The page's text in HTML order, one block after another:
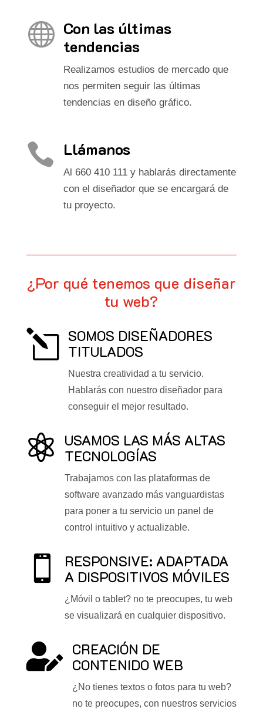
 Con las últimas
tendencias
Realizamos estudios de mercado que
nos permiten seguir las últimas
tendencias en diseño gráfico.
 Llámanos
Al 660 410 111 y hablarás directamente
con el diseñador que se encargará de
tu proyecto.
¿Por qué tenemos que diseñar
tu web?
l SOMOS DISEÑADORES
TITULADOS
Nuestra creatividad a tu servicio.
Hablarás con nuestro diseñador para
conseguir el mejor resultado.

USAMOS LAS MÁS ALTAS
TECNOLOGÍAS
Trabajamos con las plataformas de
software avanzado más vanguardistas
para poner a tu servicio un panel de
control intuitivo y actualizable.

RESPONSIVE: ADAPTADA
A DISPOSITIVOS MÓVILES
¿Móvil o tablet? no te preocupes, tu web
se visualizará en cualquier dispositivo.
 CREACIÓN DE
CONTENIDO WEB
¿No tienes textos o fotos para tu web?
no te preocupes, con nuestros servicios